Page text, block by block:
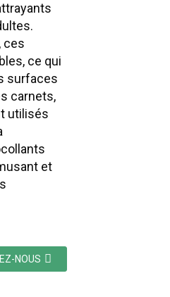
ces
ce qui
surfaces
carnets,
utilisés
et
NOUS